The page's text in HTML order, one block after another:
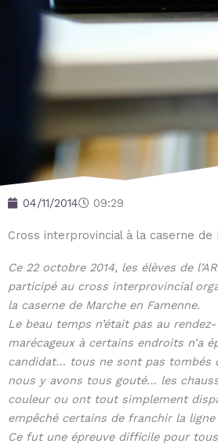
04/11/2014 09:29
Cross interprovincial à la caserne de
Ce 22 octobre 2014, les élèves de
participé au cross interprovincial
la caserne de Marche en Famenne.
Le beau temps n’était pas au
marécageux à certains endroits n’a
candidat… tous ne sont pas tombés
nous y avons tous gouté… les
couleur ou ont tout simplement
empêché certains de franchir la ligne
Ce fut une épreuve difficile pour